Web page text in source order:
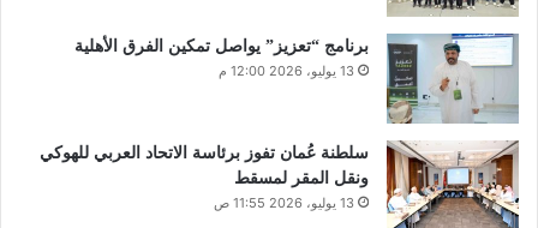
برنامج “تعزيز” يواصل تمكين الفرق الأهلية
13 يوليو، 2026 12:00 م
سلطنة عُمان تفوز برئاسة الاتحاد العربي للهوكي
ونقل المقر لمسقط
13 يوليو، 2026 11:55 ص